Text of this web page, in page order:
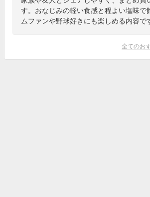
す。おなじみの軽い食感と程よい塩味で
ムファンや野球好きにも楽しめる内容で
全てのお